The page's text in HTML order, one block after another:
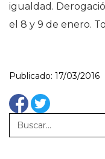
igualdad.
el 8 y 9 de enero.
Publicado: 17/03/2016